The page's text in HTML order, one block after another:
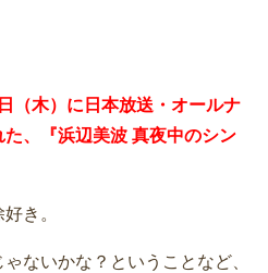
（木）に日本放送・オールナ
、『浜辺美波 真夜中のシン
き。
ないかな？ということなど、